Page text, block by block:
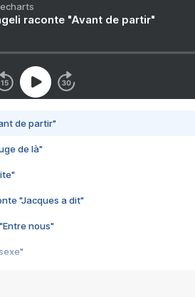
raconte "Avant de partir"
de partir"
de là"
"Jacques a dit"
nous"